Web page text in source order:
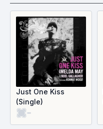
Just One Kiss
(Single)
-